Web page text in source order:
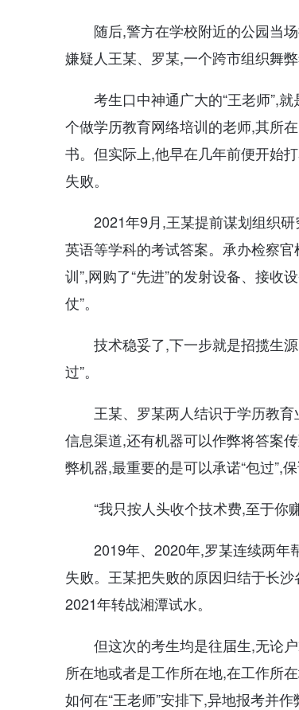
随后,警方在学校附近的公园当
嫌疑人王某、罗某,一个跨市组织舞弊
考生口中神通广大的“王老师”,
个做学历教育网络培训的老师,其所
书。但实际上,他早在几年前便开始
失败。
2021年9月,王某提前谋划组织
英语等学科的考试答案。承办检察
训”,网购了“先进”的发射设备、接收
仗”。
技术稳妥了,下一步就是招揽生
过”。
王某、罗某两人结识于学历教
信息渠道,还有机器可以作弊将答案
弊机器,最重要的是可以承诺“包过”,保
“我只按人头收个技术费,至于你
2019年、2020年,罗某连续两年
失败。王某把失败的原因归结于长
2021年转战湘潭试水。
但这次的考生均是往届生,无论
所在地或者是工作所在地,在工作所
如何在“王老师”安排下,异地报考并作